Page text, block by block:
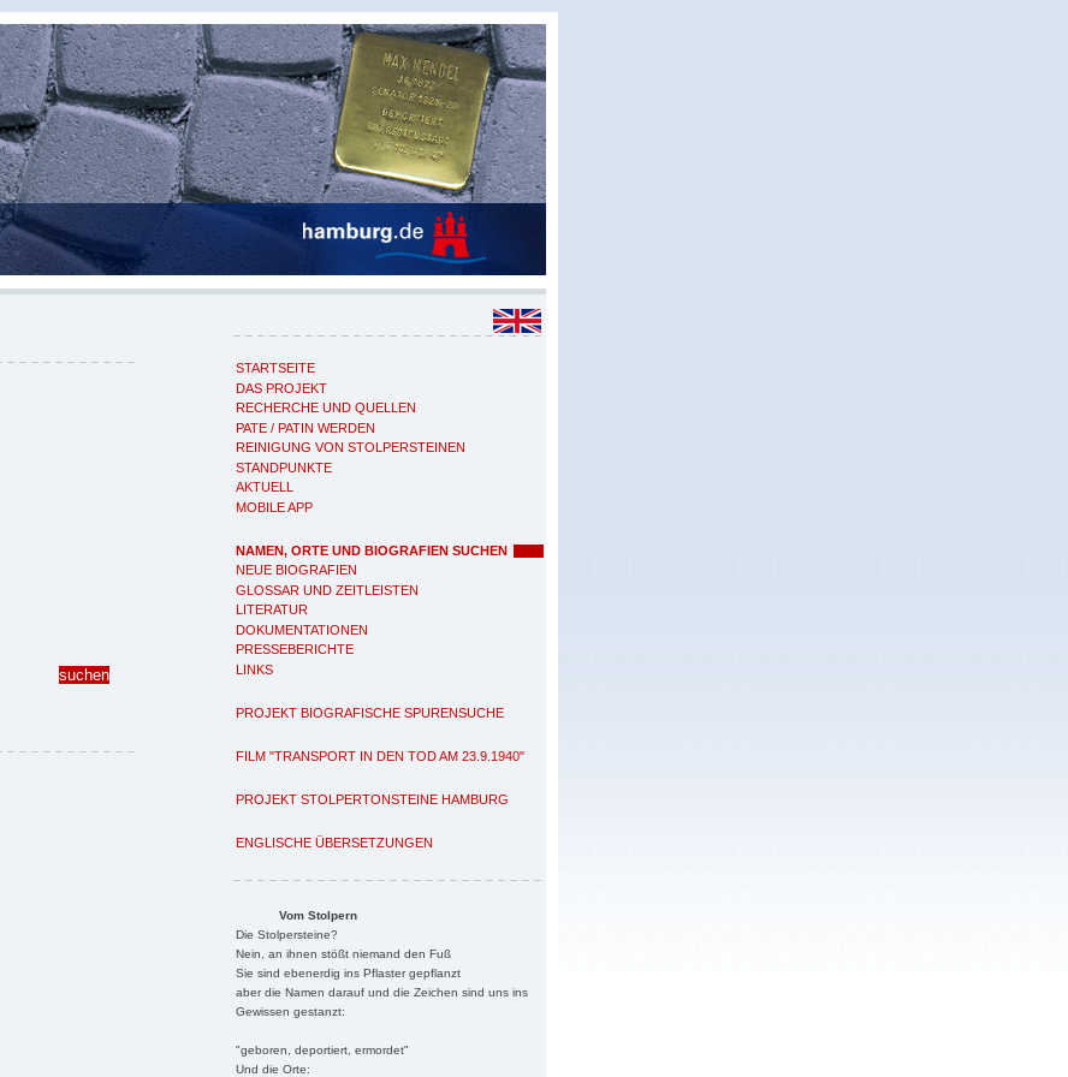
STARTSEITE
DAS PROJEKT
RECHERCHE UND QUELLEN
PATE / PATIN WERDEN
REINIGUNG VON STOLPERSTEINEN
STANDPUNKTE
AKTUELL
MOBILE APP
NAMEN, ORTE UND BIOGRAFIEN SUCHEN
NEUE BIOGRAFIEN
GLOSSAR UND ZEITLEISTEN
LITERATUR
DOKUMENTATIONEN
PRESSEBERICHTE
LINKS
PROJEKT BIOGRAFISCHE SPURENSUCHE
FILM "TRANSPORT IN DEN TOD AM 23.9.1940"
PROJEKT STOLPERTONSTEINE HAMBURG
ENGLISCHE ÜBERSETZUNGEN
Vom Stolpern
Die Stolpersteine?
Nein, an ihnen stößt niemand den Fuß
Sie sind ebenerdig ins Pflaster gepflanzt
aber die Namen darauf und die Zeichen sind uns ins
Gewissen gestanzt:
"geboren, deportiert, ermordet"
Und die Orte: